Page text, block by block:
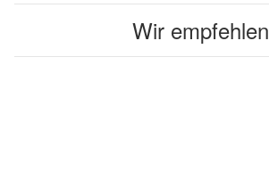
Wir empfehlen